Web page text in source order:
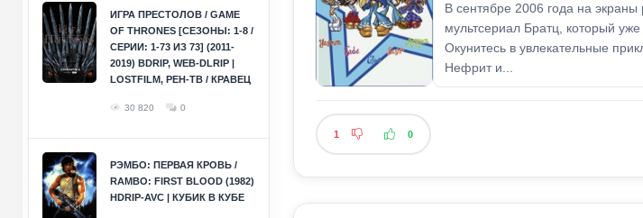
ИГРА ПРЕСТОЛОВ / GAME
OF THRONES [СЕЗОНЫ: 1-8 /
СЕРИИ: 1-73 ИЗ 73] (2011-
2019) BDRIP, WEB-DLRIP |
LOSTFILM, РЕН-ТВ / КРАВЕЦ
30 820 0
РЭМБО: ПЕРВАЯ КРОВЬ /
RAMBO: FIRST BLOOD (1982)
HDRIP-AVC | КУБИК В КУБЕ
В сентябре 2006 года на
мультсериал Братц, который
Окунитесь в увлекательные
Нефрит и...
1 0